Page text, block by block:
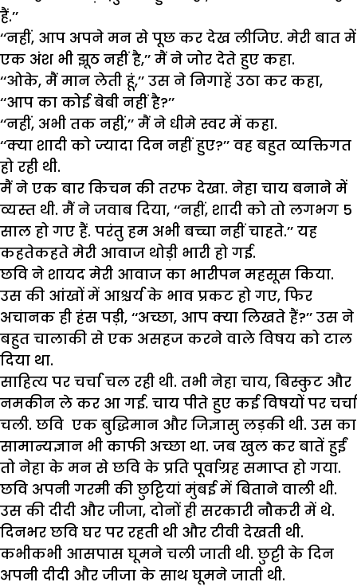
हैं.’’
‘‘नहीं, आप अपने मन से पूछ कर देख लीजिए. मेरी बात में
एक अंश भी झूठ नहीं है,’’ मैं ने जोर देते हुए कहा.
‘‘ओके, मैं मान लेती हूं,’’ उस ने निगाहें उठा कर कहा,
‘‘आप का कोई बेबी नहीं है?’’
‘‘नहीं, अभी तक नहीं,’’ मैं ने धीमे स्वर में कहा.
‘‘क्या शादी को ज्यादा दिन नहीं हुए?’’ वह बहुत व्यक्तिगत
हो रही थी.
मैं ने एक बार किचन की तरफ देखा. नेहा चाय बनाने में
व्यस्त थी. मैं ने जवाब दिया, ‘‘नहीं, शादी को तो लगभग 5
साल हो गए हैं. परंतु हम अभी बच्चा नहीं चाहते.’’ यह
कहतेकहते मेरी आवाज थोड़ी भारी हो गई.
छवि ने शायद मेरी आवाज का भारीपन महसूस किया.
उस की आंखों में आश्चर्य के भाव प्रकट हो गए, फिर
अचानक ही हंस पड़ी, ‘‘अच्छा, आप क्या लिखते हैं?’’ उस ने
बहुत चालाकी से एक असहज करने वाले विषय को टाल
दिया था.
साहित्य पर चर्चा चल रही थी. तभी नेहा चाय, बिस्कुट और
नमकीन ले कर आ गई. चाय पीते हुए कई विषयों पर चर्चा
चली. छवि एक बुद्धिमान और जिज्ञासु लड़की थी. उस का
सामान्यज्ञान भी काफी अच्छा था. जब खुल कर बातें हुईं
तो नेहा के मन से छवि के प्रति पूर्वाग्रह समाप्त हो गया.
छवि अपनी गरमी की छुट्टियां मुंबई में बिताने वाली थी.
उस की दीदी और जीजा, दोनों ही सरकारी नौकरी में थे.
दिनभर छवि घर पर रहती थी और टीवी देखती थी.
कभीकभी आसपास घूमने चली जाती थी. छुट्टी के दिन
अपनी दीदी और जीजा के साथ घूमने जाती थी.